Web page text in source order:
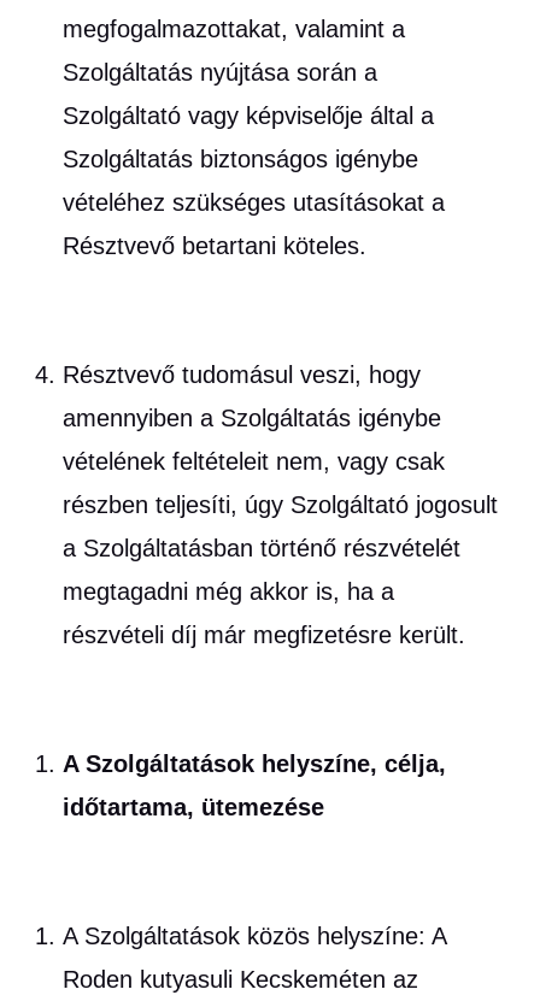
megfogalmazottakat, valamint a
Szolgáltatás nyújtása során a
Szolgáltató vagy képviselője által a
Szolgáltatás biztonságos igénybe
vételéhez szükséges utasításokat a
Résztvevő betartani köteles.
Résztvevő tudomásul veszi, hogy
amennyiben a Szolgáltatás igénybe
vételének feltételeit nem, vagy csak
részben teljesíti, úgy Szolgáltató jogosult
a Szolgáltatásban történő részvételét
megtagadni még akkor is, ha a
részvételi díj már megfizetésre került.
A Szolgáltatások helyszíne, célja,
időtartama, ütemezése
A Szolgáltatások közös helyszíne: A
Roden kutyasuli Kecskeméten az